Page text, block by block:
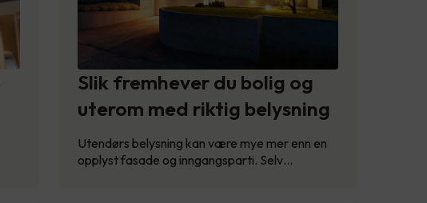
Slik fremhever du bolig og
uterom med riktig belysning
Utendørs belysning kan være mye mer enn en
opplyst fasade og inngangsparti. Selv…